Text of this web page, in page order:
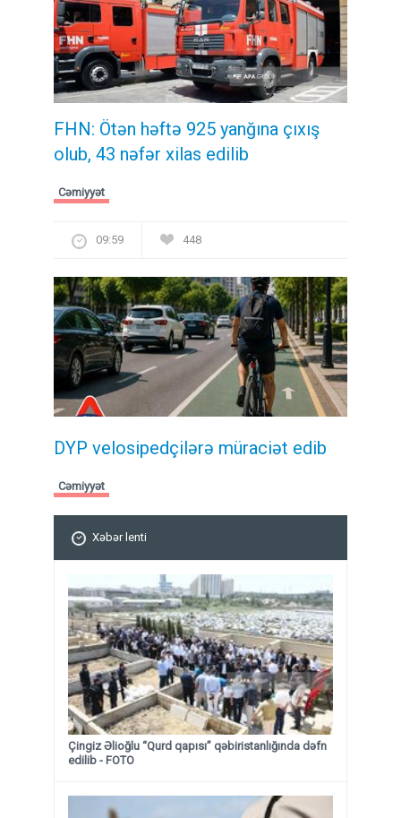
FHN: Ötən həftə 925 yanğına çıxış
olub, 43 nəfər xilas edilib
Cəmiyyət
09:59 448
DYP velosipedçilərə müraciət edib
Cəmiyyət
Xəbər lenti
Çingiz Əlioğlu “Qurd qapısı” qəbiristanlığında dəfn
edilib - FOTO